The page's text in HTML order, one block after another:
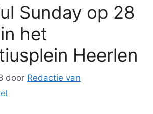
Sunday op 28
het
Heerlen
door Redactie van